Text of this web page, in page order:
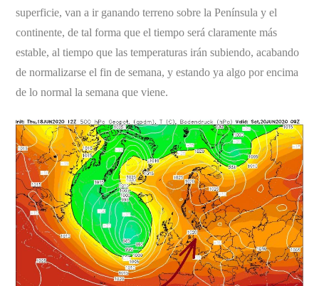
superficie, van a ir ganando terreno sobre la Península y el
continente, de tal forma que el tiempo será claramente más
estable, al tiempo que las temperaturas irán subiendo, acabando
de normalizarse el fin de semana, y estando ya algo por encima
de lo normal la semana que viene.